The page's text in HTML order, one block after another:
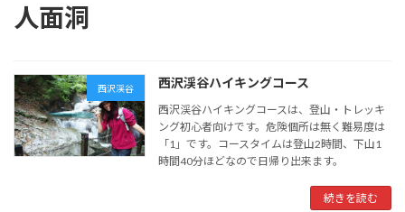
人面洞
西沢渓谷 西沢渓谷ハイキングコース
西沢渓谷ハイキングコースは、登山・トレッキ
ング初心者向けです。危険個所は無く難易度は
「1」です。コースタイムは登山2時間、下山1
時間40分ほどなので日帰り出来ます。
続きを読む